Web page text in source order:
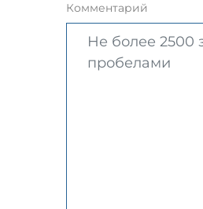
Комментарий